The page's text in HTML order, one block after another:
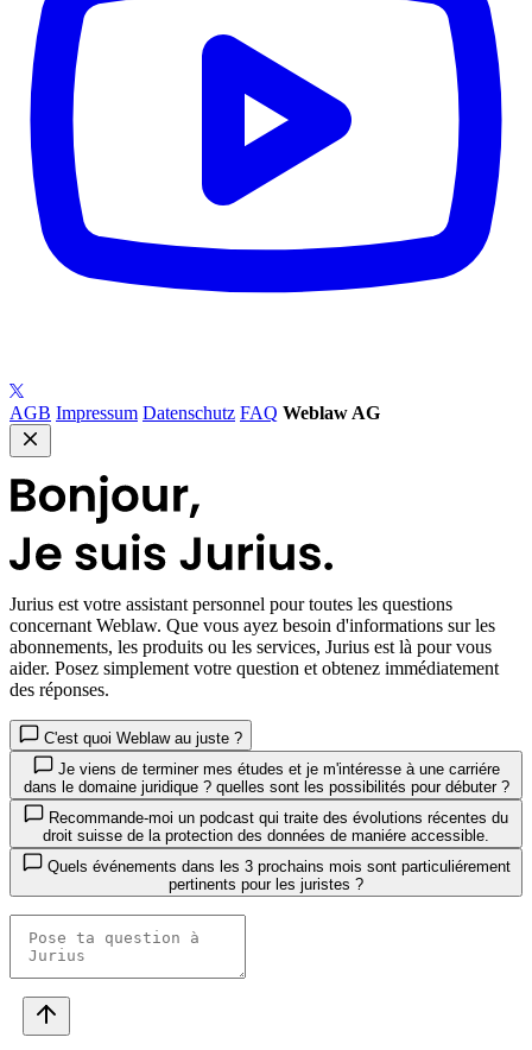
AGB Impressum Datenschutz FAQ Weblaw AG
Jurius est votre assistant personnel pour toutes les questions
concernant Weblaw. Que vous ayez besoin d'informations sur les
abonnements, les produits ou les services, Jurius est là pour vous
aider. Posez simplement votre question et obtenez immédiatement
des réponses.
C'est quoi Weblaw au juste ?
Je viens de terminer mes études et je m'intéresse à une carriére
dans le domaine juridique ? quelles sont les possibilités pour débuter ?
droit suisse de la protection des données de maniére accessible.
Quels événements dans les 3 prochains mois sont particuliérement
pertinents pour les juristes ?